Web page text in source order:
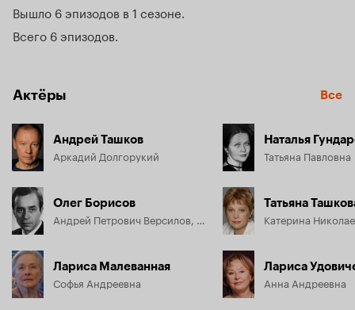
миллионер Ротшильд. Достичь этой цели он надеется с
помощью своей оригинальной теории «упорства и
Вышло 6 эпизодов в 1 сезоне
Всего 6 эпизодов
Актёры Все
Андрей Ташков
Аркадий Долгорукий
Олег Борисов
Андрей Петрович Версилов, князь
Лариса Малеванная
Софья Андреевна
Наталья
Татьяна Павловна
Татьяна
Лариса
Анна Андреевна